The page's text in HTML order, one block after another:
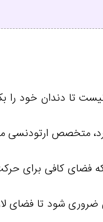
تا دندان خود را
ارتودنسی
فضای کافی برای
شود تا فضای